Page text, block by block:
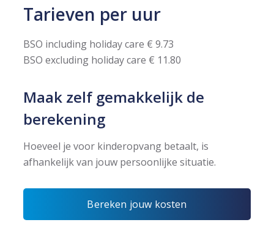
Tarieven per uur
BSO including holiday care € 9.73
BSO excluding holiday care € 11.80
Maak zelf gemakkelijk de
berekening
Hoeveel je voor kinderopvang betaalt, is
afhankelijk van jouw persoonlijke situatie.
Bereken jouw kosten